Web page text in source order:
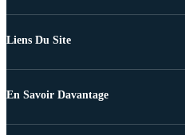
Liens Du Site
En Savoir Davantage